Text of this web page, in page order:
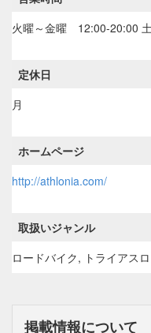
火曜～金曜 12:00-20:00
定休日
月
ホームページ
http://athlonia.com/
取扱いジャンル
ロードバイク, トライアス
掲載情報について